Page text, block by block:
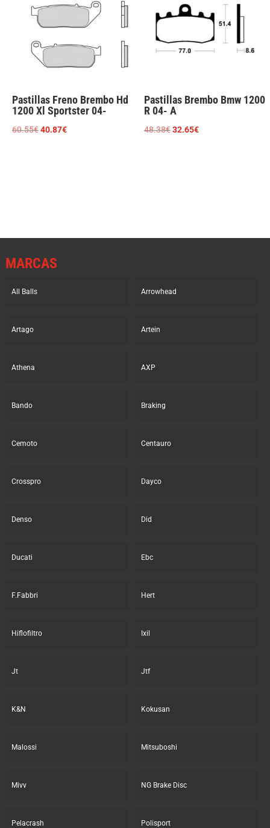
Pastillas Freno Brembo Hd
1200 Xl Sportster 04-
60.55€El
40.87€El
Pastillas Brembo Bmw 1200
R 04- A
48.38€El
32.65€El
MARCAS
All Balls Arrowhead
Artago Artein
Athena AXP
Bando Braking
Cemoto Centauro
Crosspro Dayco
Denso Did
Ducati Ebc
F.Fabbri Hert
Hiflofiltro Ixil
Jt Jtf
K&N Kokusan
Malossi Mitsuboshi
Mivv NG Brake Disc
Pelacrash Polisport